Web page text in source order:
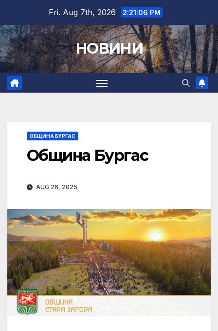
content
Fri. Aug 7th, 2026 2:21:07 PM
НОВИНИ
ОБЩИНА БУРГАС
Община Бургас
AUG 26, 2025